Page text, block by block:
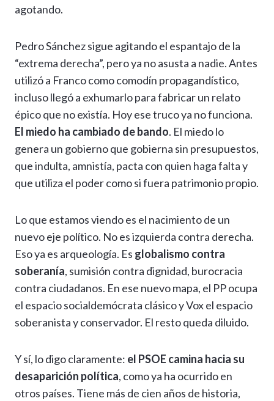
agotando.
Pedro Sánchez sigue agitando el espantajo de la
“extrema derecha”, pero ya no asusta a nadie. Antes
utilizó a Franco como comodín propagandístico,
incluso llegó a exhumarlo para fabricar un relato
épico que no existía. Hoy ese truco ya no funciona.
El miedo ha cambiado de bando. El miedo lo
genera un gobierno que gobierna sin presupuestos,
que indulta, amnistía, pacta con quien haga falta y
que utiliza el poder como si fuera patrimonio propio.
Lo que estamos viendo es el nacimiento de un
nuevo eje político. No es izquierda contra derecha.
Eso ya es arqueología. Es globalismo contra
soberanía, sumisión contra dignidad, burocracia
contra ciudadanos. En ese nuevo mapa, el PP ocupa
el espacio socialdemócrata clásico y Vox el espacio
soberanista y conservador. El resto queda diluido.
Y sí, lo digo claramente: el PSOE camina hacia su
desaparición política, como ya ha ocurrido en
otros países. Tiene más de cien años de historia,